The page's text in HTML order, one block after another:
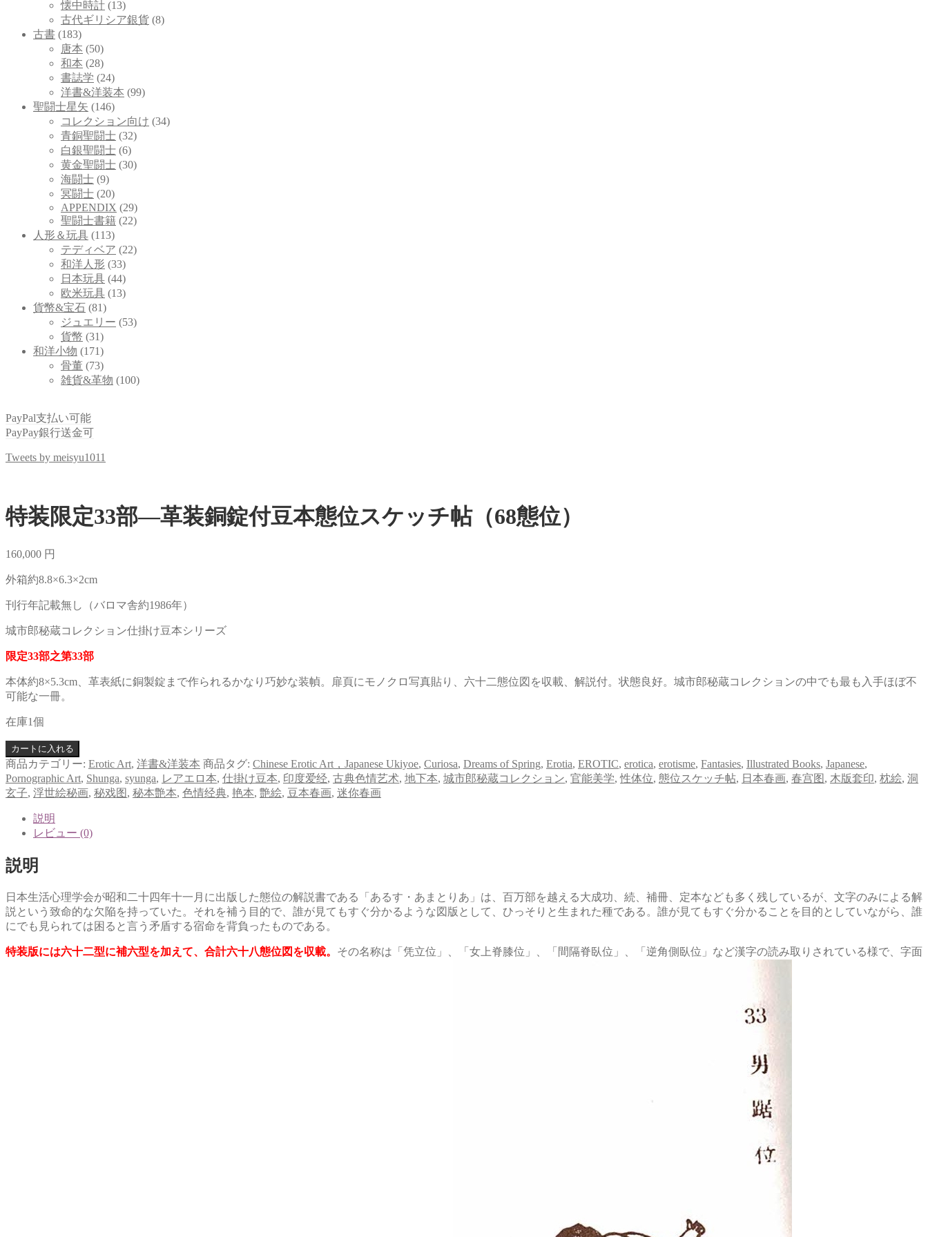
懐中時計 (13)
古代ギリシア銀貨 (8)
古書 (183)
唐本 (50)
和本 (28)
書誌学 (24)
洋書&洋装本 (99)
聖闘士星矢 (146)
コレクション向け (34)
青銅聖闘士 (32)
白銀聖闘士 (6)
黄金聖闘士 (30)
海闘士 (9)
冥闘士 (20)
APPENDIX (29)
聖闘士書籍 (22)
人形＆玩具 (113)
テディベア (22)
和洋人形 (33)
日本玩具 (44)
欧米玩具 (13)
貨幣&宝石 (81)
ジュエリー (53)
貨幣 (31)
和洋小物 (171)
骨董 (73)
雑貨&革物 (100)
PayPal支払い可能
PayPay銀行送金可
Tweets by meisyu1011
特装限定33部—革装銅錠付豆本態位スケッチ帖（68態位）
160,000 円
外箱約8.8×6.3×2cm
刊行年記載無し（バロマ舎約1986年）
城市郎秘蔵コレクション仕掛け豆本シリーズ
限定33部之第33部
本体約8×5.3cm、革表紙に銅製錠まで作られるかなり巧妙な装幀。扉頁にモノクロ写真貼り、六十二態位図を収載、解説付。状態良好。城市郎秘蔵コレクションの中でも最も入手ほぼ不
可能な一冊。
在庫1個
カートに入れる
商品カテゴリー: Erotic Art, 洋書&洋装本 商品タグ: Chinese Erotic Art，Japanese Ukiyoe, Curiosa, Dreams of Spring, Erotia, EROTIC, erotica, erotisme, Fantasies, Illustrated Books, Japanese,
Pornographic Art, Shunga, syunga, レアエロ本, 仕掛け豆本, 印度爱经, 古典色情艺术, 地下本, 城市郎秘蔵コレクション, 官能美学,性体位, 態位スケッチ帖, 日本春画, 春宫图 , 木版套印, 枕絵, 洞
玄子, 浮世絵秘画, 秘戏图 , 秘本艶本, 色情经典, 艳本, 艶絵, 豆本春画, 迷你春画
説明
レビュー (0)
説明
日本生活心理学会が昭和二十四年十一月に出版した態位の解説書である「あるす・あまとりあ」は、百万部を越える大成功、続、補冊、定本なども多く残しているが、文字のみによる解
説という致命的な欠陥を持っていた。それを補う目的で、誰が見てもすぐ分かるような図版として、ひっそりと生まれた種である。誰が見てもすぐ分かることを目的としていながら、誰
にでも見られては困ると言う矛盾する宿命を背負ったものである。
特装版には六十二型に補六型を加えて、合計六十八態位図を収載。 その名称は「凭立位」、「女上脊膝位」、「間隔脊臥位」、「逆角側臥位」など漢字の読み取りされている様で、字面